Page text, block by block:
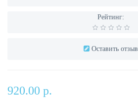
Рейтинг:
Оставить отзыв
920.00 р.